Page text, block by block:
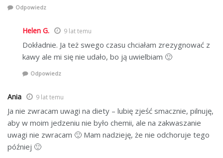
Odpowiedz
Helen G. 9 lat temu
Dokładnie. Ja też swego czasu chciałam zrezygnować z
kawy ale mi się nie udało, bo ją uwielbiam 🙂
Odpowiedz
Ania 9 lat temu
Ja nie zwracam uwagi na diety – lubię zjeść smacznie, pilnuję,
aby w moim jedzeniu nie było chemii, ale na zakwaszanie
uwagi nie zwracam 🙂 Mam nadzieję, że nie odchoruje tego
później 🙂